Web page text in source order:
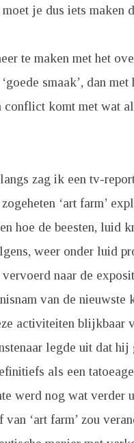
je dus iets maken
te maken met het
smaak’, dan
komt met wat
zag ik een tv-
‘art farm’
hoe de beesten, luid
weer onder luid
naar de
van de nieuwste
activiteiten blijkbaar
legde uit dat
als een
werd nog wat verder
‘art farm’ zou